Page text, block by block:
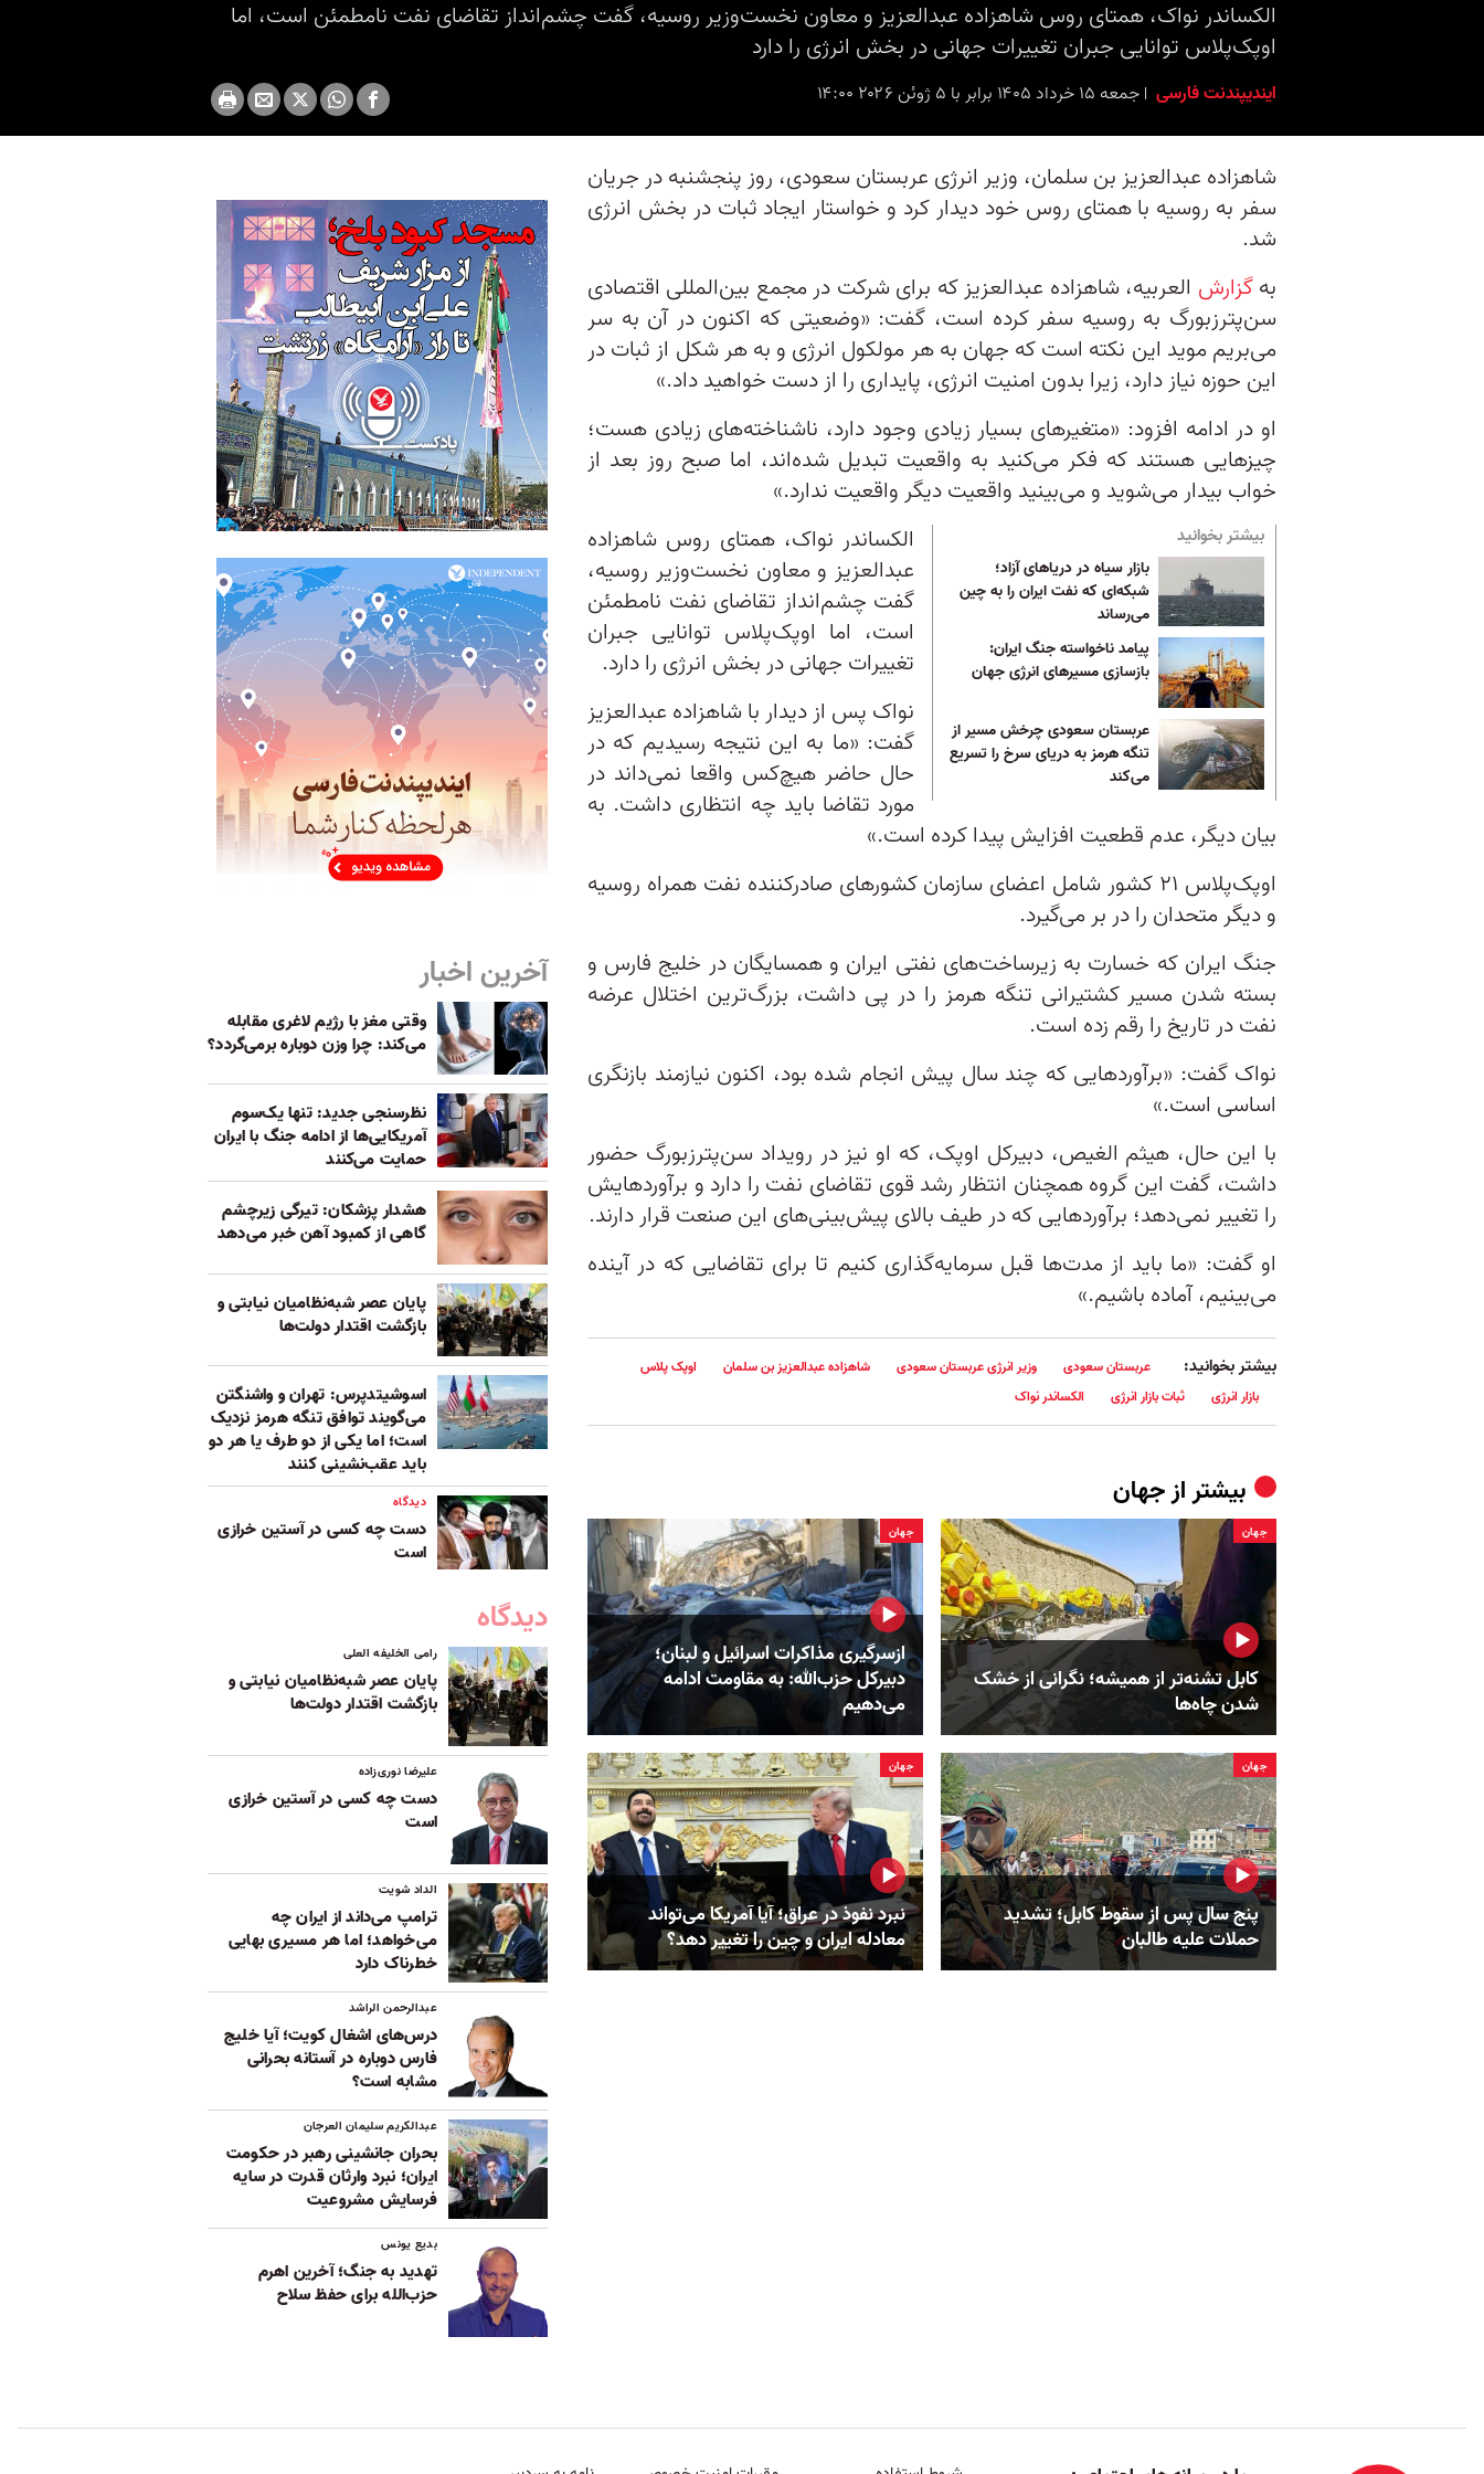
الکساندر نواک، همتای روس شاهزاده عبدالعزیز و معاون نخست‌وزیر روسیه، گفت چشم‌انداز تقاضای نفت نامطمئن است، اما
اوپک‌پلاس توانایی جبران تغییرات جهانی در بخش انرژی را دارد
ایندیپندنت فارسی جمعه ۱۵ خرداد ۱۴۰۵ برابر با ۵ ژوئن ۲۰۲۶ ۱۴:۰۰
شاهزاده عبدالعزیز بن سلمان، وزیر انرژی عربستان سعودی، روز پنجشنبه در جریان
سفر به روسیه با همتای روس خود دیدار کرد و خواستار ایجاد ثبات در بخش انرژی
شد.
بهگزارش العربیه، شاهزاده عبدالعزیز که برای شرکت در مجمع بین‌المللی اقتصادی
سن‌پترزبورگ به روسیه سفر کرده است، گفت: «وضعیتی که اکنون در آن به سر
می‌بریم موید این نکته است که جهان به هر مولکول انرژی و به هر شکل از ثبات در
این حوزه نیاز دارد، زیرا بدون امنیت انرژی، پایداری را از دست خواهید داد.»
او در ادامه افزود: «متغیرهای بسیار زیادی وجود دارد، ناشناخته‌های زیادی هست؛
چیزهایی هستند که فکر می‌کنید به واقعیت تبدیل شده‌اند، اما صبح روز بعد از
خواب بیدار می‌شوید و می‌بینید واقعیت دیگر واقعیت ندارد.»
بیشتر بخوانید
بازار سیاه در دریاهای آزاد؛
شبکه‌ای که نفت ایران را به چین
می‌رساند
پیامد ناخواسته جنگ ایران:
بازسازی مسیرهای انرژی جهان
عربستان سعودی چرخش مسیر از
تنگه هرمز به دریای سرخ را تسریع
می‌کند
الکساندر نواک، همتای روس شاهزاده
عبدالعزیز و معاون نخست‌وزیر روسیه،
گفت چشم‌انداز تقاضای نفت نامطمئن
است، اما اوپک‌پلاس توانایی جبران
تغییرات جهانی در بخش انرژی را دارد.
نواک پس از دیدار با شاهزاده عبدالعزیز
گفت: «ما به این نتیجه رسیدیم که در
حال حاضر هیچ‌کس واقعا نمی‌داند در
مورد تقاضا باید چه انتظاری داشت. به
بیان دیگر، عدم قطعیت افزایش پیدا کرده است.»
اوپک‌پلاس ۲۱ کشور شامل اعضای سازمان کشورهای صادرکننده نفت همراه روسیه
و دیگر متحدان را در بر می‌گیرد.
جنگ ایران که خسارت‌ به زیرساخت‌های نفتی ایران و همسایگان در خلیج فارس و
بسته شدن مسیر کشتیرانی تنگه هرمز را در پی داشت، بزرگ‌ترین اختلال عرضه
نفت در تاریخ را رقم زده است.
نواک گفت: «برآوردهایی که چند سال پیش انجام شده بود، اکنون نیازمند بازنگری
اساسی است.»
با این حال، هیثم الغیص، دبیرکل اوپک، که او نیز در رویداد سن‌پترزبورگ حضور
داشت، گفت این گروه همچنان انتظار رشد قوی تقاضای نفت را دارد و برآوردهایش
را تغییر نمی‌دهد؛ برآوردهایی که در طیف بالای پیش‌بینی‌های این صنعت قرار دارند.
او گفت: «ما باید از مدت‌ها قبل سرمایه‌گذاری کنیم تا برای تقاضایی که در آینده
می‌بینیم، آماده باشیم.»
بیشتر بخوانید: عربستان سعودی وزیر انرژی عربستان سعودی شاهزاده عبدالعزیز بن سلمان
اوپک پلاس
بازار انرژی
ثبات بازار انرژی الکساندر نواک
بیشتر ازجهان
جهان
کابل تشنه‌تر از همیشه؛ نگرانی از خشک‌
شدن چاه‌ها
جهان
ازسرگیری مذاکرات اسرائیل و لبنان؛
دبیرکل حزب‌الله: به مقاومت ادامه
می‌دهیم
جهان
پنج سال پس از سقوط کابل؛ تشدید
حملات علیه طالبان
جهان
نبرد نفوذ در عراق؛ آیا آمریکا می‌تواند
معادله ایران و چین را تغییر دهد؟
آخرین اخبار
وقتی مغز با رژیم لاغری مقابله
می‌کند: چرا وزن دوباره برمی‌گردد؟
نظرسنجی جدید: تنها یک‌سوم
آمریکایی‌ها از ادامه جنگ با ایران
حمایت می‌کنند
هشدار پزشکان: تیرگی زیرچشم
گاهی از کمبود آهن خبر می‌دهد
پایان عصر شبه‌نظامیان نیابتی و
بازگشت اقتدار دولت‌ها
اسوشیتدپرس: تهران و واشنگتن
می‌گویند توافق تنگه هرمز نزدیک
است؛ اما یکی از دو طرف یا هر دو
باید عقب‌نشینی کنند
دیدگاه
دست چه کسی در آستین خرازی
است
دیدگاه
رامی الخلیفه العلی
پایان عصر شبه‌نظامیان نیابتی و
بازگشت اقتدار دولت‌ها
علیرضا نوری‌زاده
دست چه کسی در آستین خرازی
است
الداد شویت
ترامپ می‌داند از ایران چه
می‌خواهد؛ اما هر مسیری بهایی
خطرناک دارد
عبدالرحمن الراشد
درس‌های اشغال کویت؛ آیا خلیج
فارس دوباره در آستانه بحرانی
مشابه است؟
عبدالکریم سلیمان العرجان
بحران جانشینی رهبر در حکومت
ایران؛ نبرد وارثان قدرت در سایه
فرسایش مشروعیت
بدیع یونس
تهدید به جنگ؛ آخرین اهرم
حزب‌الله برای حفظ سلاح